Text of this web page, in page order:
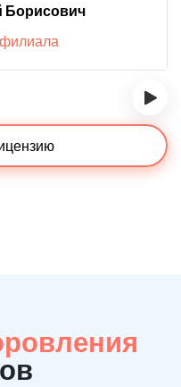
Борисович
›